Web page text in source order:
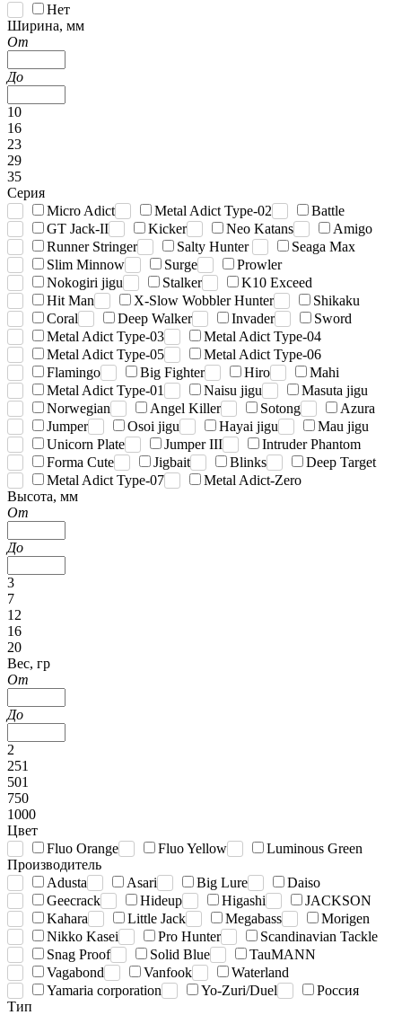
Нет
Ширина, мм
От
До
10
16
23
29
35
Серия
Micro Adict
Metal Adict Type-02
Battle
GT Jack-II
Kicker Neo Katans
Amigo
Runner Stringer
Salty Hunter
Seaga Max
Slim Minnow
Surge
Prowler
Nokogiri jigu
Stalker
K10 Exceed
Hit Man
X-Slow Wobbler Hunter
Shikaku
Coral
Deep Walker Invader
Sword
Metal Adict Type-03
Metal Adict Type-04
Metal Adict Type-05
Metal Adict Type-06
Flamingo
Big Fighter Hiro
Mahi
Metal Adict Type-01
Naisu jigu
Masuta jigu
Norwegian
Angel Killer Sotong
Azura
Jumper
Osoi jigu Hayai jigu
Mau jigu
Unicorn Plate
Jumper III
Intruder Phantom
Forma Cute
Jigbait Blinks
Deep Target
Metal Adict Type-07
Metal Adict-Zero
Высота, мм
От
До
3
7
12
16
20
Вес, гр
От
До
2
251
501
750
1000
Цвет
Fluo Orange
Fluo Yellow
Luminous Green
Производитель
Adusta
Asari Big Lure
Daiso
Geecrack
Hideup Higashi
JACKSON
Kahara
Little Jack Megabass
Morigen
Nikko Kasei
Pro Hunter
Scandinavian Tackle
Snag Proof
Solid Blue
TauMANN
Vagabond
Vanfook
Waterland
Yamaria corporation
Yo-Zuri/Duel
Россия
Тип